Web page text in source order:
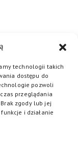
technologii takich
dostępu do
pozwoli
przeglądania
zgody lub jej
i działanie